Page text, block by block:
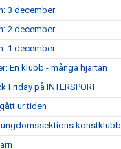
3 december
2 december
1 december
En klubb - många hjärtan
Friday på INTERSPORT
ur tiden
ungdomssektions konstklubb